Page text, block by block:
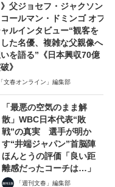
父ジョセフ・ジャクソン
ールマン・ドミンゴ オフ
ャルインタビュー“観客を
た名優、複雑な父親像へ
を語る”《日本興収70億
》
「文春オンライン」編集部
「最悪の空気のまま解
散」WBC日本代表“敗
戦”の真実 選手が明か
す“井端ジャパン”首脳陣
ほんとうの評価「良い距
離感だったコーチは…」
「週刊文春」編集部